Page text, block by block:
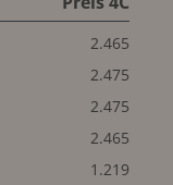
2.465
2.475
2.475
2.465
1.219